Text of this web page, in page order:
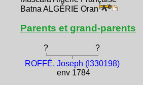
Batna ALGÉRIE Oran
Parents et grand-parents
? ?
ROFFÉ, Joseph (I330198)
env 1784